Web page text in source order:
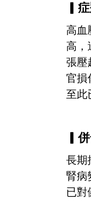
▎
高血
高，
張壓
官損
至此
▎
長期
腎病
已對